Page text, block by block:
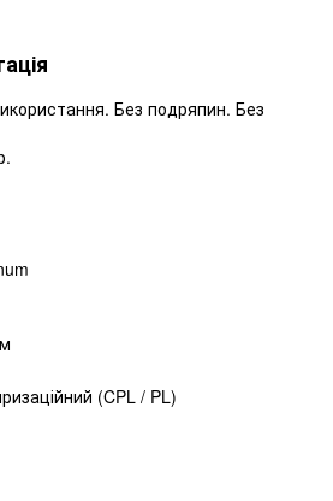
Без подряпин. Без
(CPL / PL)